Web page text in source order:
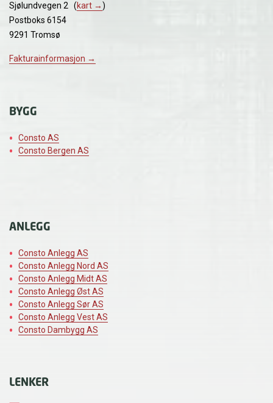
Sjølundvegen 2 (kart →)
Postboks 6154
9291 Tromsø
Fakturainformasjon →
BYGG
Consto AS
Consto Bergen AS
ANLEGG
Consto Anlegg AS
Consto Anlegg Nord AS
Consto Anlegg Midt AS
Consto Anlegg Øst AS
Consto Anlegg Sør AS
Consto Anlegg Vest AS
Consto Dambygg AS
LENKER